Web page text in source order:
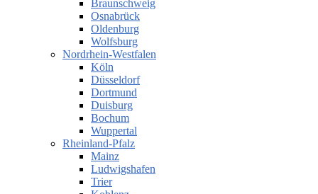
Braunschweig
Osnabrück
Oldenburg
Wolfsburg
Nordrhein-Westfalen
Köln
Düsseldorf
Dortmund
Duisburg
Bochum
Wuppertal
Rheinland-Pfalz
Mainz
Ludwigshafen
Trier